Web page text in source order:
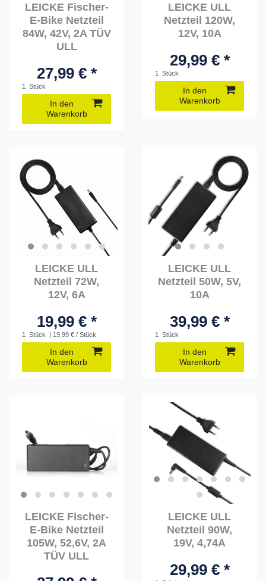
LEICKE Fischer-
E-Bike Netzteil
84W, 42V, 2A TÜV
ULL
27,99 € *
1 Stück
In den
Warenkorb
LEICKE ULL
Netzteil 120W,
12V, 10A
29,99 € *
1 Stück
In den
Warenkorb
LEICKE ULL
Netzteil 72W,
12V, 6A
19,99 € *
1 Stück | 19,99 € / Stück
In den
Warenkorb
LEICKE ULL
Netzteil 50W, 5V,
10A
39,99 € *
1 Stück
In den
Warenkorb
LEICKE Fischer-
E-Bike Netzteil
105W, 52,6V, 2A
TÜV ULL
LEICKE ULL
Netzteil 90W,
19V, 4,74A
29,99 € *